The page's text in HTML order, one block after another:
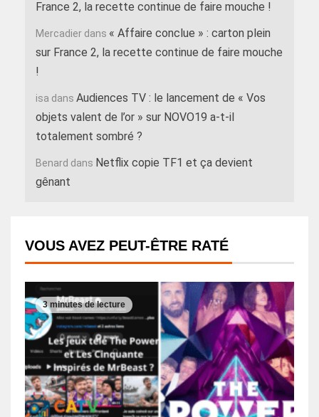
France 2, la recette continue de faire mouche !
Mercadier dans « Affaire conclue » : carton plein
sur France 2, la recette continue de faire mouche
!
isa dans Audiences TV : le lancement de « Vos
objets valent de l’or » sur NOVO19 a-t-il
totalement sombré ?
Benard dans Netflix copie TF1 et ça devient
gênant
VOUS AVEZ PEUT-ÊTRE RATÉ
3 minutes de lecture